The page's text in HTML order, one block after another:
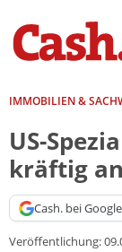
IMMOBILIEN &
US-
kräftig
Cash. bei
Veröffentlichung: